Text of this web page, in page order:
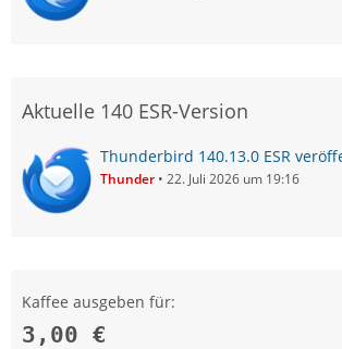
Aktuelle 140 ESR-Version
Thunderbird 140.13.0 ESR
Thunder 22. Juli 2026 um 19:16
Kaffee ausgeben für:
3,00 €